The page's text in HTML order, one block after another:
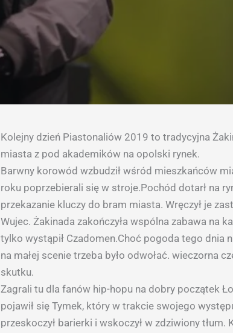
Kolejny dzień Piastonaliów 2019 to tradycyjna
miasta z pod akademików na opolski rynek.
Barwny korowód wzbudził wśród mieszkańców
roku poprzebierali się w stroje.Pochód dotarł na
przekazanie kluczy do bram miasta. Wręczył je
Wujec. Żakinada zakończyła wspólna zabawa na
tylko wystąpił Czadomen.Choć pogoda tego dnia
na małej scenie trzeba było odwołać. wieczorna
skutku.
Zagrali tu dla fanów hip-hopu na dobry początek
pojawił się Tymek, który w trakcie swojego
przeskoczył barierki i wskoczył w zdziwiony tłum.